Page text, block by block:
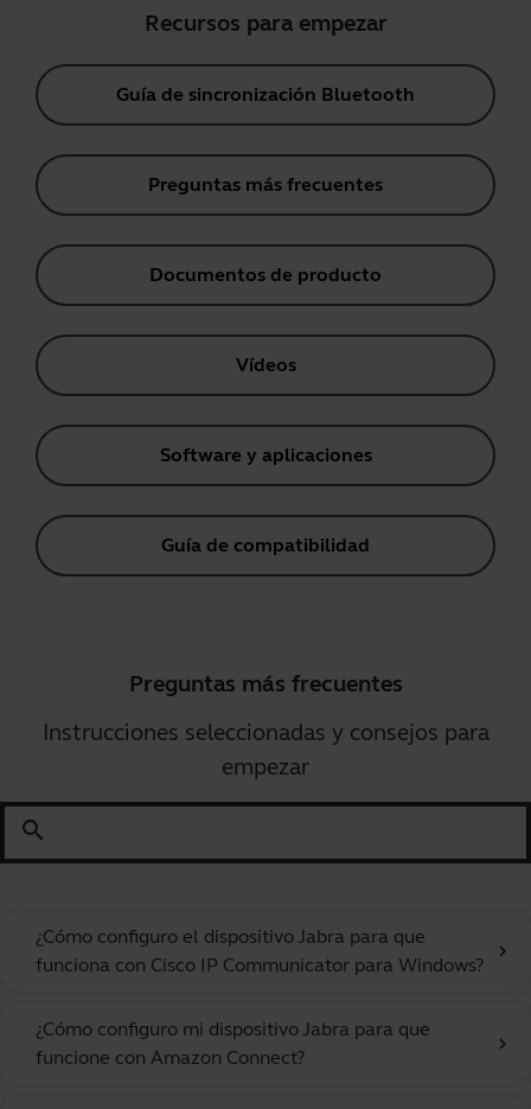
Recursos para empezar
Guía de sincronización Bluetooth
Preguntas más frecuentes
Documentos de producto
Vídeos
Software y aplicaciones
Guía de compatibilidad
Preguntas más frecuentes
Instrucciones seleccionadas y consejos para
empezar
search
¿Cómo configuro el dispositivo Jabra para que
funciona con Cisco IP Communicator para Windows?
chevron_right
¿Cómo configuro mi dispositivo Jabra para que
funcione con Amazon Connect?
chevron_right